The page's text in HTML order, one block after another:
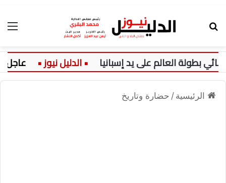
العالم على يد إسبانيا عاجل:
الرئيسية / حضارة وتاريخ